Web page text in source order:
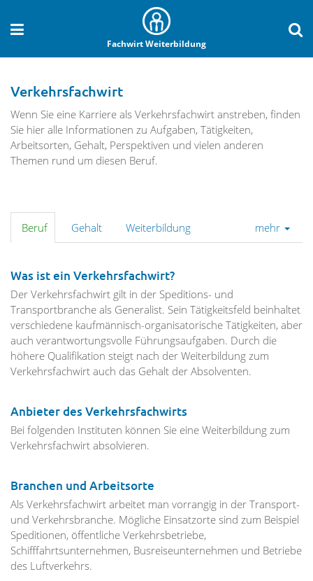
Fachwirt Weiterbildung
Verkehrsfachwirt
Wenn Sie eine Karriere als Verkehrsfachwirt anstreben, finden
Sie hier alle Informationen zu Aufgaben, Tätigkeiten,
Arbeitsorten, Gehalt, Perspektiven und vielen anderen
Themen rund um diesen Beruf.
mehr
Beruf Gehalt Weiterbildung
Was ist ein Verkehrsfachwirt?
Der Verkehrsfachwirt gilt in der Speditions- und
Transportbranche als Generalist. Sein Tätigkeitsfeld beinhaltet
verschiedene kaufmännisch-organisatorische Tätigkeiten, aber
auch verantwortungsvolle Führungsaufgaben. Durch die
höhere Qualifikation steigt nach der Weiterbildung zum
Verkehrsfachwirt auch das Gehalt der Absolventen.
Anbieter des Verkehrsfachwirts
Bei folgenden Instituten können Sie eine Weiterbildung zum
Verkehrsfachwirt absolvieren.
Branchen und Arbeitsorte
Als Verkehrsfachwirt arbeitet man vorrangig in der Transport-
und Verkehrsbranche. Mögliche Einsatzorte sind zum Beispiel
Speditionen, öffentliche Verkehrsbetriebe,
Schifffahrtsunternehmen, Busreiseunternehmen und Betriebe
des Luftverkehrs.